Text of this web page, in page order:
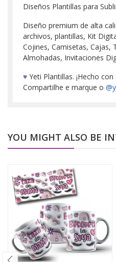
Diseños Plantillas para
Diseño premium de alta
archivos, plantillas, Kit
Cojines, Camisetas, Cajas,
Almohadas, Invitaciones
♥ Yeti Plantillas. ¡Hecho
Compartilhe e marque o
YOU MIGHT ALSO BE